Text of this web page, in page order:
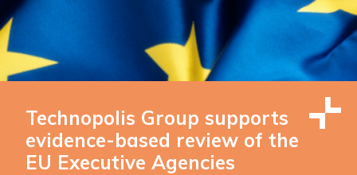
Technopolis Group supports
evidence-based review of the
EU Executive Agencies